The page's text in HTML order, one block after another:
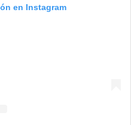
en Instagram